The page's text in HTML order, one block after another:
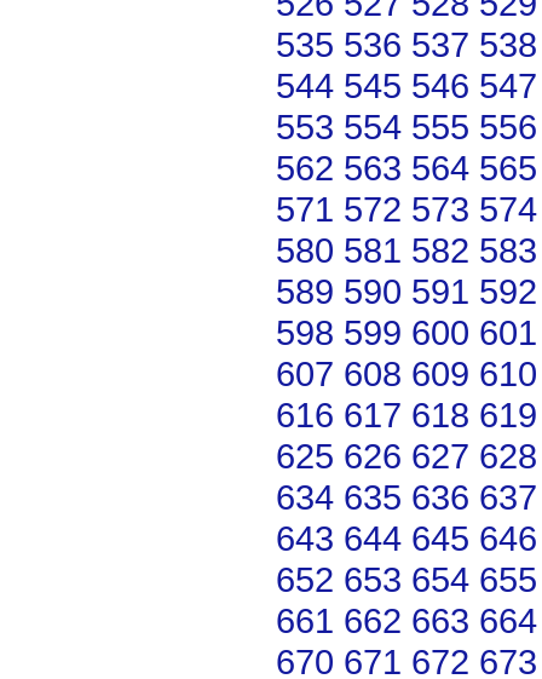
535 536 537 538
544 545 546 547
553 554 555 556
562 563 564 565
571 572 573 574
580 581 582 583
589 590 591 592
598 599 600 601
607 608 609 610
616 617 618 619
625 626 627 628
634 635 636 637
643 644 645 646
652 653 654 655
661 662 663 664
670 671 672 673